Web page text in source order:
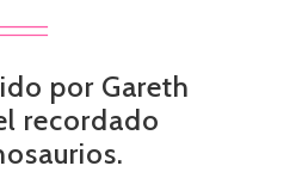
por Gareth
recordado